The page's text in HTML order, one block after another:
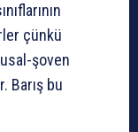
çünkü
şoven
Barış bu